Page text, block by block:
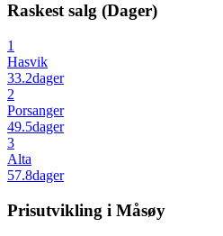
Raskest salg (Dager)
1
Hasvik
33.2dager
2
Porsanger
49.5dager
3
Alta
57.8dager
Prisutvikling i Måsøy